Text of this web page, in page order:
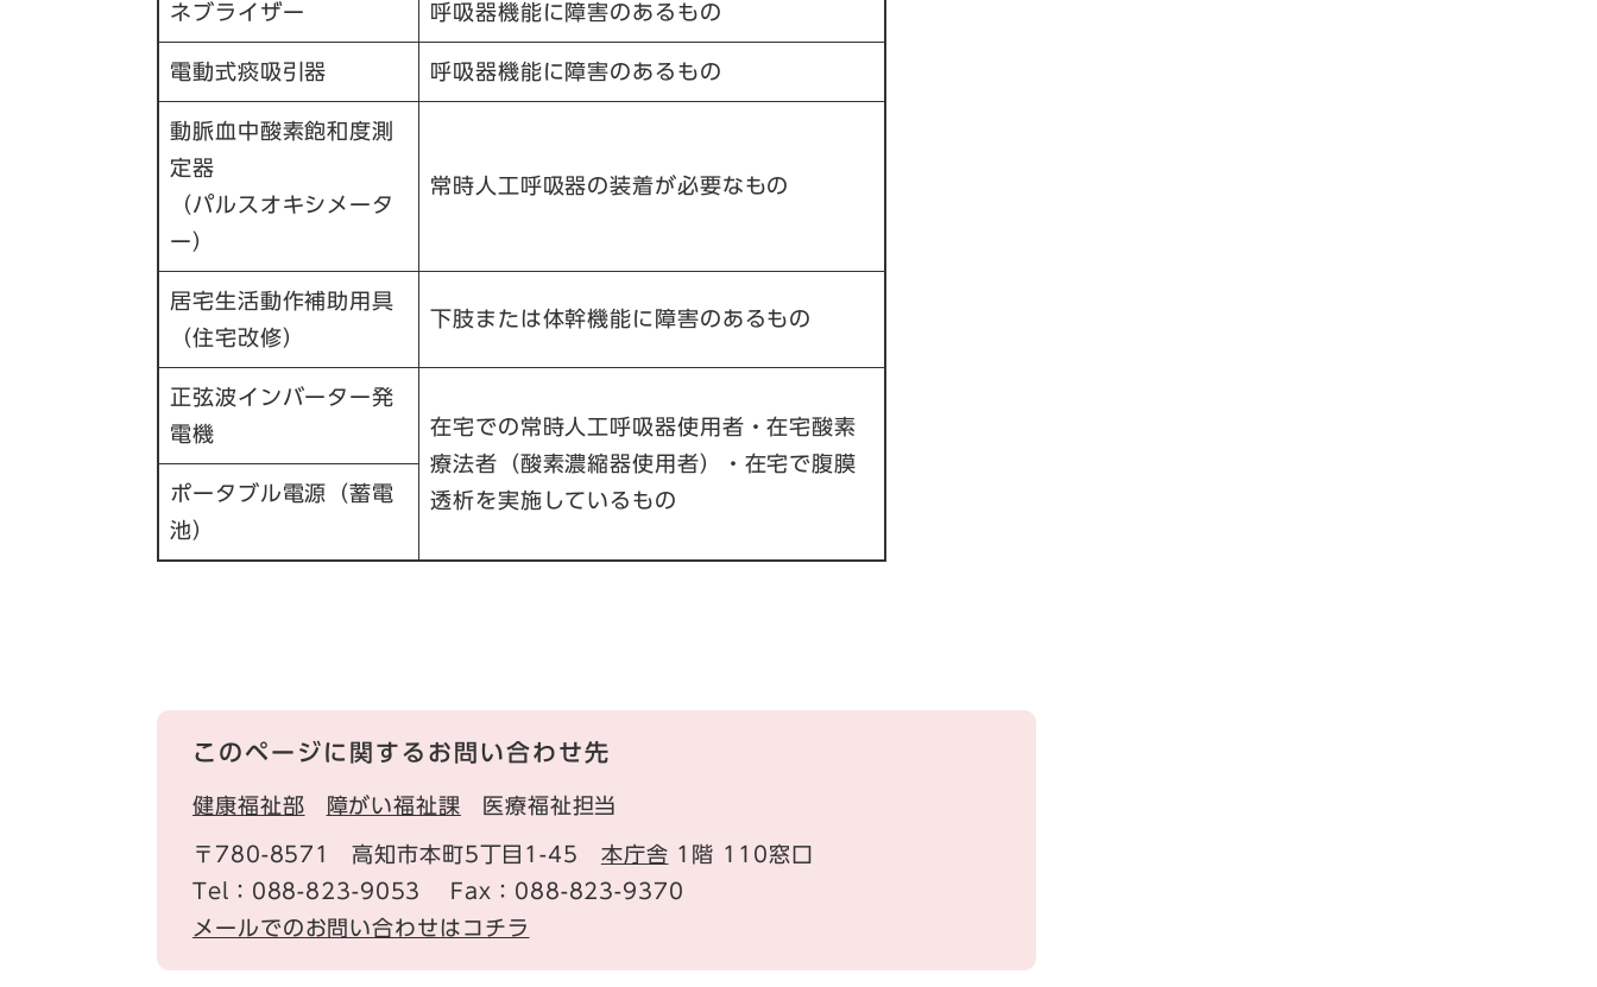
ネブライザー 呼吸器機能に障害のあるもの
電動式痰吸引器 呼吸器機能に障害のあるもの
動脈血中酸素飽和度測
定器
（パルスオキシメータ
ー）
常時人工呼吸器の装着が必要なもの
居宅生活動作補助用具
（住宅改修）
下肢または体幹機能に障害のあるもの
正弦波インバーター発
電機
在宅での常時人工呼吸器使用者・在宅酸素
療法者（酸素濃縮器使用者）・在宅で腹膜
透析を実施しているもの
ポータブル電源（蓄電
池）
このページに関するお問い合わせ先
健康福祉部 障がい福祉課 医療福祉担当
〒780-8571 高知市本町5丁目1-45 本庁舎 1階 110窓口
Tel：088-823-9053
Fax：088-823-9370
メールでのお問い合わせはコチラ